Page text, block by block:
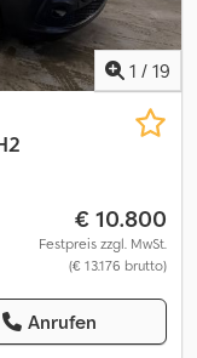
NEWSLETTER an!
1 / 19
€ 10.800
Festpreis zzgl. MwSt.
(€ 13.176 brutto)
Anrufen